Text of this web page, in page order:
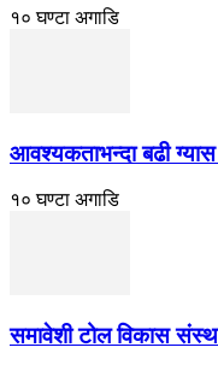
१० घण्टा अगाडि
आवश्यकताभन्दा बढी
१० घण्टा अगाडि
समावेशी टोल विकास